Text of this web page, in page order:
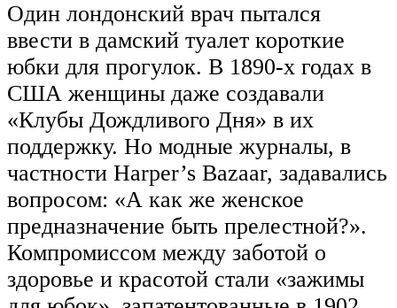
Один лондонский врач пытался
ввести в дамский туалет короткие
юбки для прогулок. В 1890-х годах в
США женщины даже создавали
«Клубы Дождливого Дня» в их
поддержку. Но модные журналы, в
частности Harper’s Bazaar, задавались
вопросом: «А как же женское
предназначение быть прелестной?».
Компромиссом между заботой о
здоровье и красотой стали «зажимы